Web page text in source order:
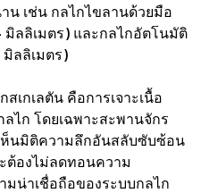
เช่น กลไกไขลานด้วยมือ
มิลลิเมตร) และกลไกอัตโนมัติ
มิลลิเมตร)
เกเลตัน คือการเจาะเนื้อ
ไก โดยเฉพาะสะพานจักร
ห็นมิติความลึกอันสลับซับซ้อน
ต้องไม่ลดทอนความ
มน่าเชื่อถือของระบบกลไก